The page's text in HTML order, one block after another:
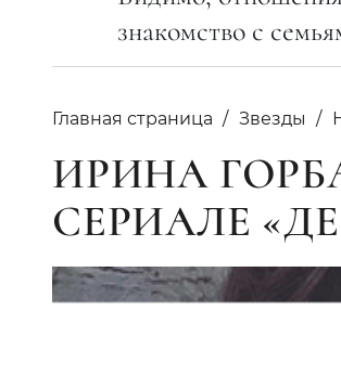
знакомство с
Главная страница Звезды
ИРИНА
СЕРИАЛЕ